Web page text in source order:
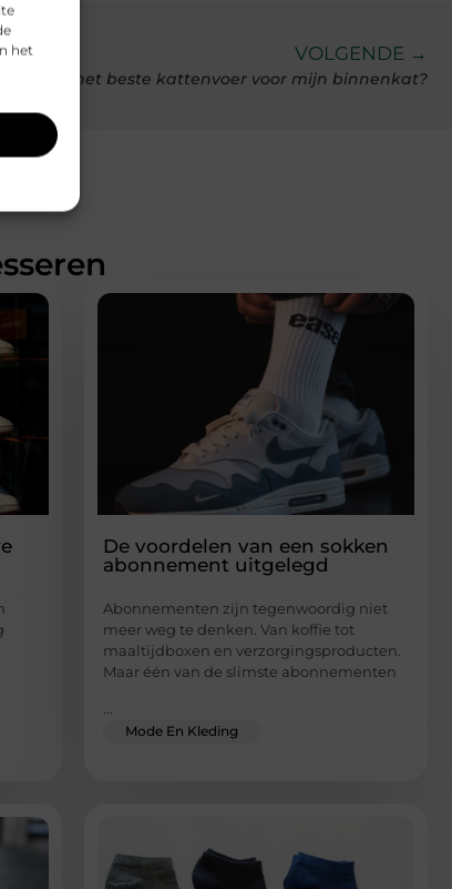
het
VOLGENDE →
kies ik het beste kattenvoer voor mijn binnenkat?
De voordelen van een sokken
abonnement uitgelegd
Abonnementen zijn tegenwoordig niet
meer weg te denken. Van koffie tot
maaltijdboxen en verzorgingsproducten.
Maar één van de slimste abonnementen
...
Mode En Kleding